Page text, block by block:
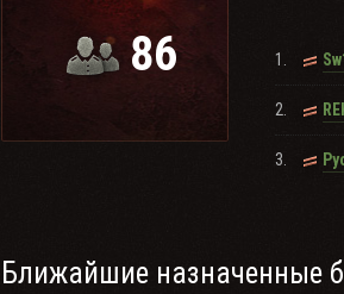
86 1.
2.
3.
Ближайшие назначенные